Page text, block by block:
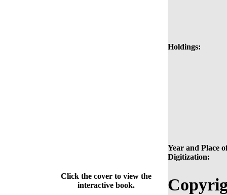
Holdings:
Year and Place
Digitization:
Click the cover to view the
interactive book.